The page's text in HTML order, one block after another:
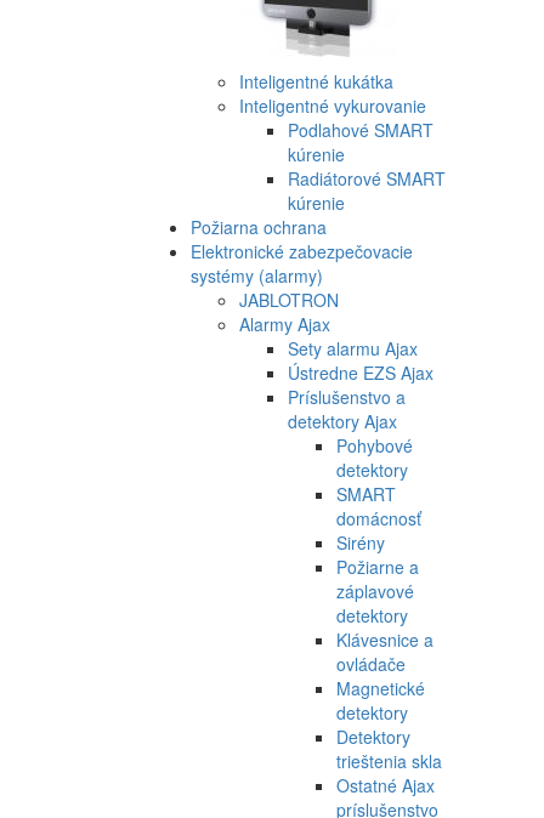
Inteligentné kukátka
Inteligentné vykurovanie
Podlahové SMART
kúrenie
Radiátorové SMART
kúrenie
Požiarna ochrana
Elektronické zabezpečovacie
systémy (alarmy)
JABLOTRON
Alarmy Ajax
Sety alarmu Ajax
Ústredne EZS Ajax
Príslušenstvo a
detektory Ajax
Pohybové
detektory
SMART
domácnosť
Sirény
Požiarne a
záplavové
detektory
Klávesnice a
ovládače
Magnetické
detektory
Detektory
trieštenia skla
Ostatné Ajax
príslušenstvo